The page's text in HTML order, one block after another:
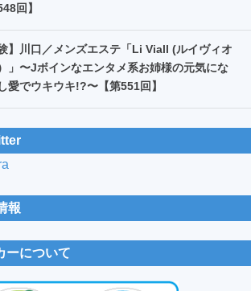
回】
験】川口／メンズエステ「Li Viall (ルイヴィオ
」〜Jボインなエンタメ系お姉様の元気にな
愛でウキウキ!?〜【第551回】
報
ーについて